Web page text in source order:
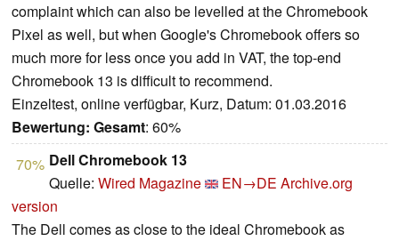
complaint which can also be levelled at the Chromebook
Pixel as well, but when Google's Chromebook offers so
much more for less once you add in VAT, the top-end
Chromebook 13 is difficult to recommend.
Einzeltest, online verfügbar, Kurz, Datum: 01.03.2016
Bewertung: Gesamt: 60%
70% Dell Chromebook 13
Quelle: Wired Magazine EN→DE Archive.org
version
The Dell comes as close to the ideal Chromebook as